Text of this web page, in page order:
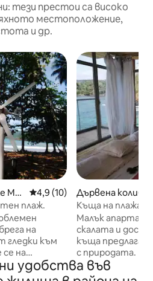
тези престои са високо
местоположение,
и др.
Mar
Средна оценка: 4,9 от 5,
4,9 (10)
плаж.
на
гледки към
на
тераса,
на открито,
Дървена колиба
Къща на плажа
Малък
скалата и
къща предлага
с природата.
тоалетна и
столове,
удобства във